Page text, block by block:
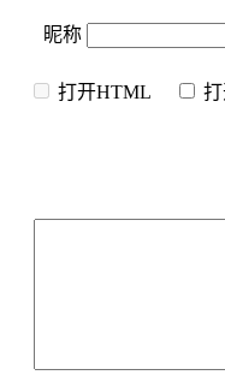
昵称
打开HTML